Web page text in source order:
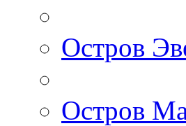
Остров
Остров